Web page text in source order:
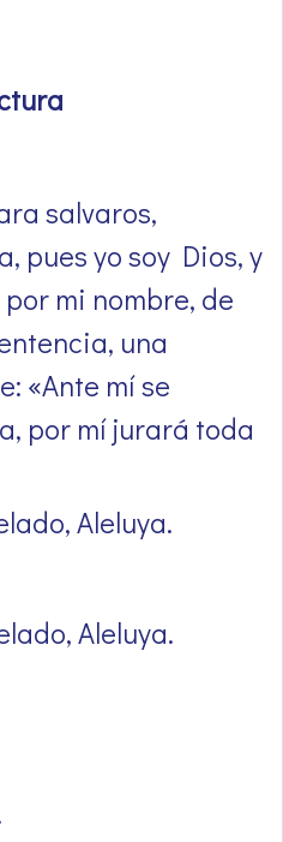
salvaros,
pues yo soy Dios, y
por mi nombre, de
una
«Ante mí se
por mí jurará toda
Aleluya.
Aleluya.